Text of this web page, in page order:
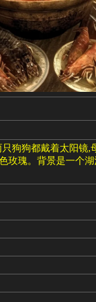
狗狗都戴着太阳镜,
玫瑰。背景是一个